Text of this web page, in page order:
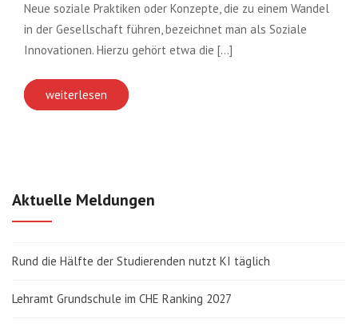
Neue soziale Praktiken oder Konzepte, die zu einem Wandel
in der Gesellschaft führen, bezeichnet man als Soziale
Innovationen. Hierzu gehört etwa die [...]
weiterlesen
Aktuelle Meldungen
Rund die Hälfte der Studierenden nutzt KI täglich
Lehramt Grundschule im CHE Ranking 2027